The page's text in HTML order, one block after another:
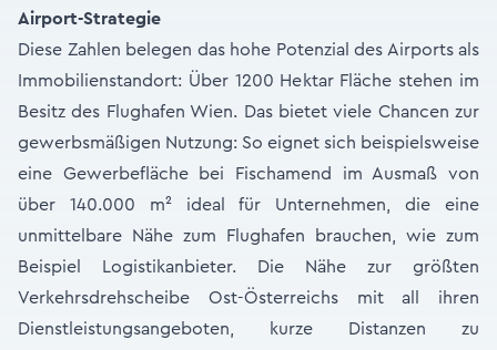
Airport-Strategie
Diese Zahlen belegen das hohe Potenzial des Airports als
Immobilienstandort: Über 1200 Hektar Fläche stehen im
Besitz des Flughafen Wien. Das bietet viele Chancen zur
gewerbsmäßigen Nutzung: So eignet sich beispielsweise
eine Gewerbefläche bei Fischamend im Ausmaß von
über 140.000 m² ideal für Unternehmen, die eine
unmittelbare Nähe zum Flughafen brauchen, wie zum
Beispiel Logistikanbieter. Die Nähe zur größten
Verkehrsdrehscheibe Ost-Österreichs mit all ihren
Dienstleistungsangeboten, kurze Distanzen zu